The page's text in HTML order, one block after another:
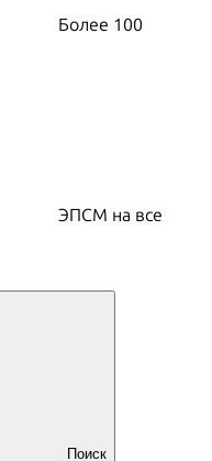
Более 100
ЭПСМ на все
Поиск